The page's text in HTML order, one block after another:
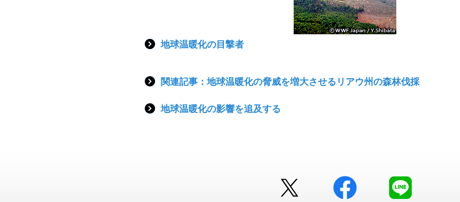
地球温暖化の目撃者
関連記事：地球温暖化の脅威を増大させるリアウ州の森林伐採
地球温暖化の影響を追及する
facebook